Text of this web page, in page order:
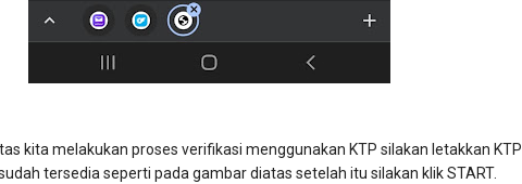
kita melakukan proses verifikasi menggunakan KTP silakan letakkan KTP
tersedia seperti pada gambar diatas setelah itu silakan klik START.